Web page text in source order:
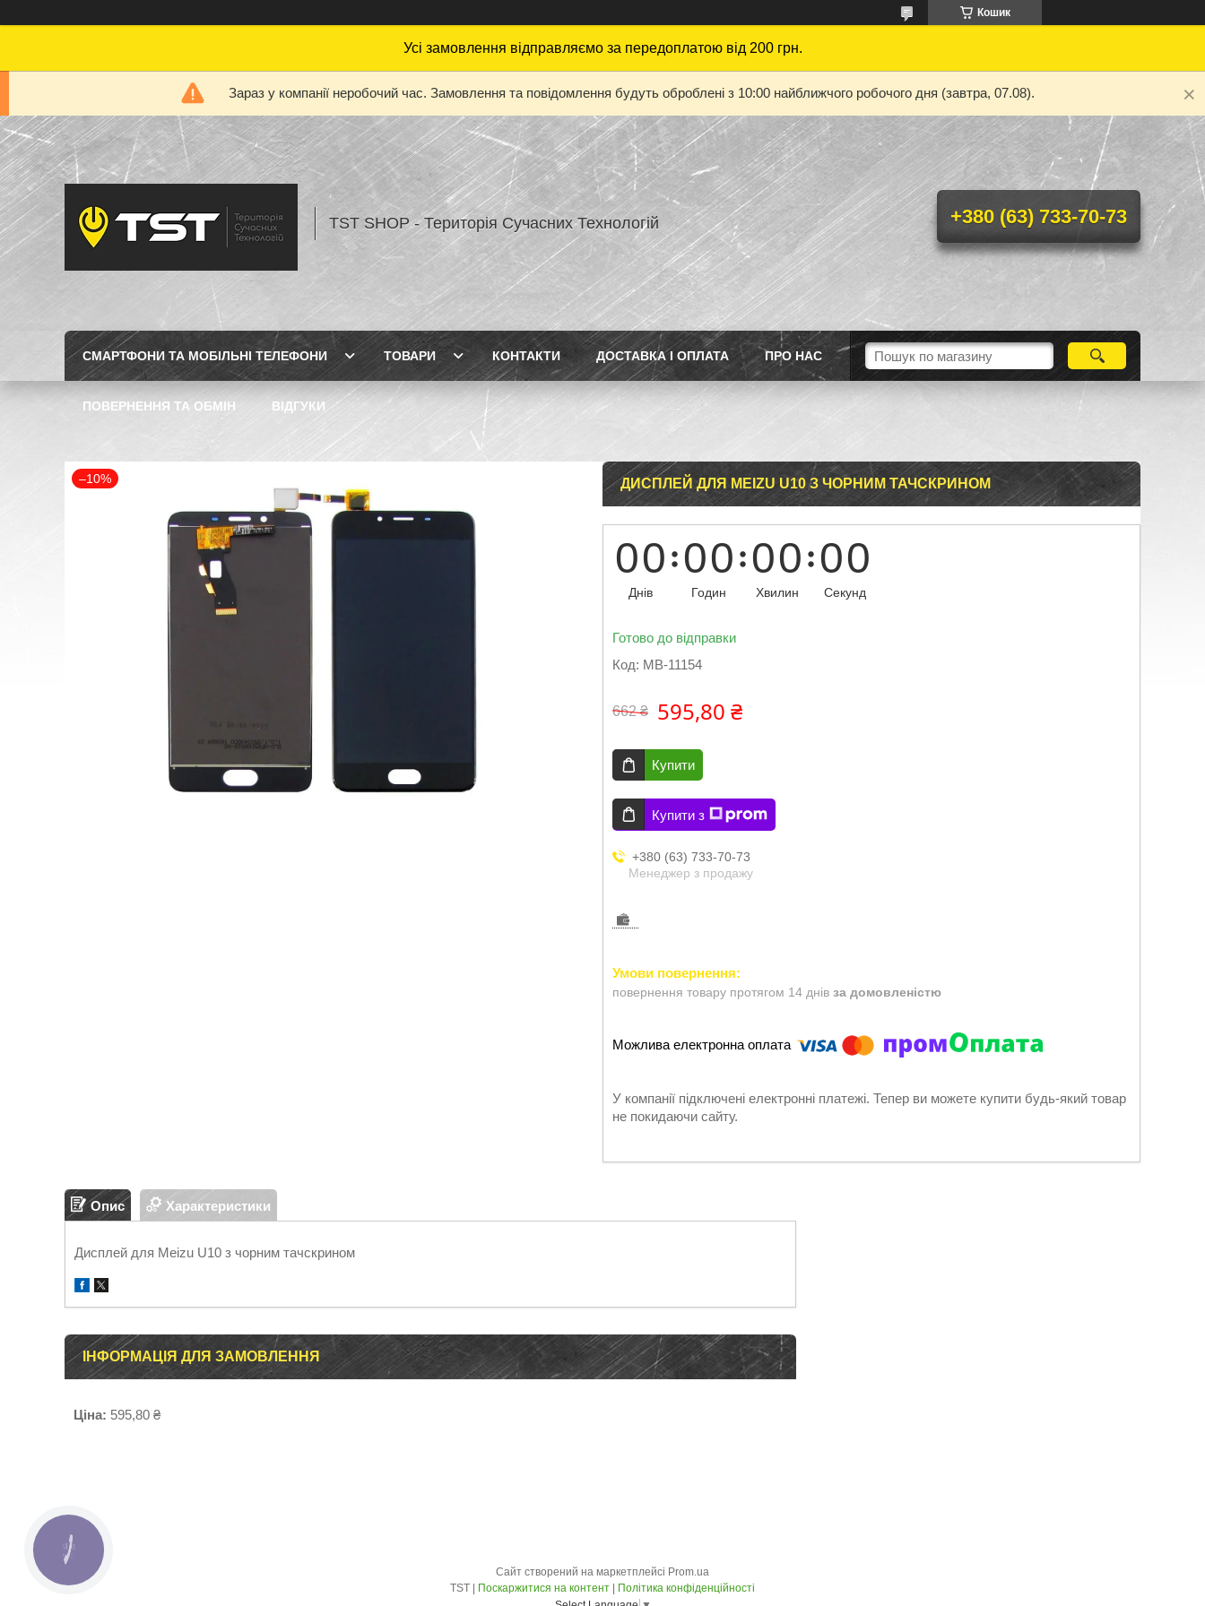
Кошик
Усі замовлення відправляємо за передоплатою від 200 грн.
Зараз у компанії неробочий час. Замовлення та повідомлення будуть оброблені з 10:00 найближчого робочого дня (завтра, 07.08).
TST SHOP - Територія Сучасних Технологій +380 (63) 733-70-73
СМАРТФОНИ ТА МОБІЛЬНІ ТЕЛЕФОНИ ТОВАРИ КОНТАКТИ ДОСТАВКА І ОПЛАТА ПРО НАС
ПОВЕРНЕННЯ ТА ОБМІН ВІДГУКИ
–10% ДИСПЛЕЙ ДЛЯ MEIZU U10 З ЧОРНИМ ТАЧСКРИНОМ
00
Днів
00
Годин
00
Хвилин
00
Секунд
Готово до відправки
Код: MB-11154
662 ₴ 595,80 ₴
Купити
Купити з
+380 (63) 733-70-73
Менеджер з продажу
повернення товару протягом 14 днів за домовленістю
У компанії підключені електронні платежі. Тепер ви можете купити будь-який товар
не покидаючи сайту.
Опис Характеристики
Дисплей для Meizu U10 з чорним тачскрином
ІНФОРМАЦІЯ ДЛЯ ЗАМОВЛЕННЯ
Ціна: 595,80 ₴
Сайт створений на маркетплейсі Prom.ua
Поскаржитися на контент
Політика конфіденційності
КНОПКА
ЗВ'ЯЗКУ